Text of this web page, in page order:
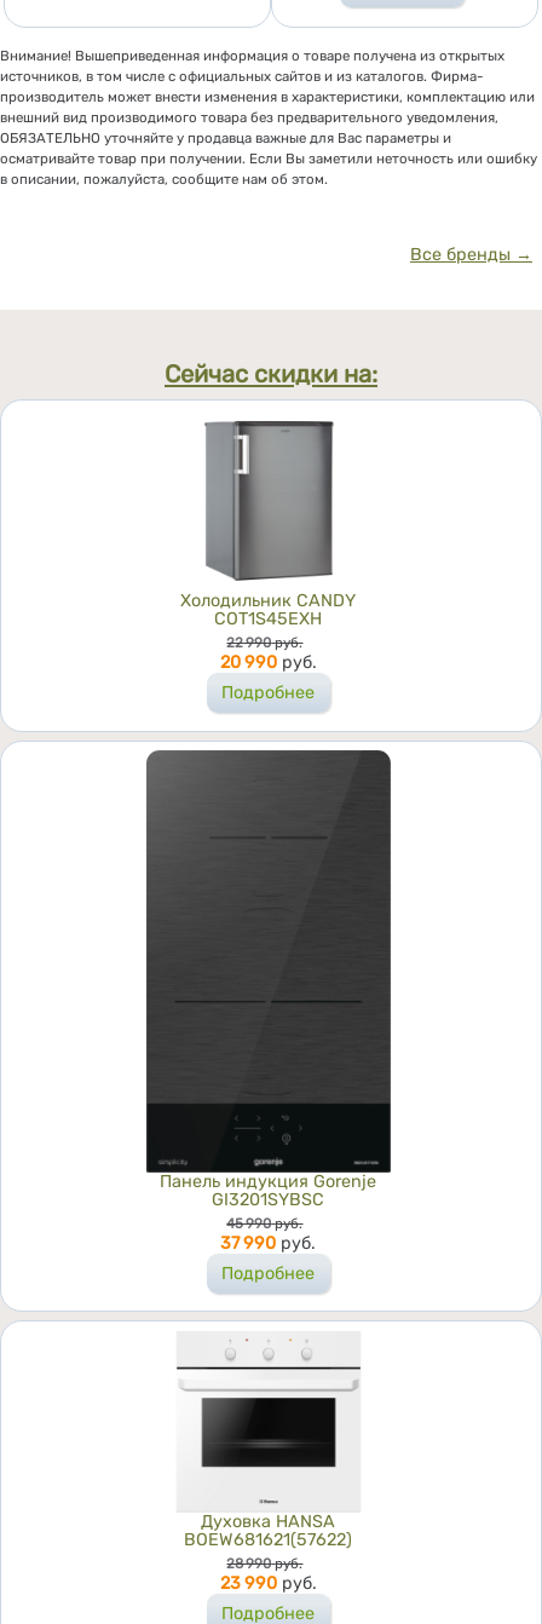
Внимание! Вышеприведенная информация о товаре получена из открытых
источников, в том числе с официальных сайтов и из каталогов. Фирма-
производитель может внести изменения в характеристики, комплектацию или
внешний вид производимого товара без предварительного уведомления,
ОБЯЗАТЕЛЬНО уточняйте у продавца важные для Вас параметры и
осматривайте товар при получении. Если Вы заметили неточность или ошибку
в описании, пожалуйста, сообщите нам об этом.
Все бренды →
Сейчас скидки на:
Холодильник CANDY
COT1S45EXH
Цена
22 990 руб.
20 990 руб.
Подробнее
Панель индукция Gorenje
GI3201SYBSC
Цена
45 990 руб.
37 990 руб.
Подробнее
Духовка HANSA
BOEW681621(57622)
Цена
28 990 руб.
23 990 руб.
Подробнее